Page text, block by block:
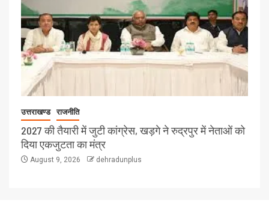
उत्तराखण्ड राजनीति
2027 की तैयारी में जुटी कांग्रेस, खड़गे ने रुद्रपुर में नेताओं को
दिया एकजुटता का मंत्र
August 9, 2026 dehradunplus